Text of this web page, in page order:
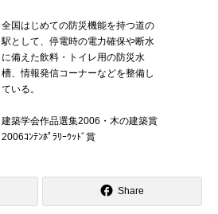
全国はじめての防災機能を持つ道の
駅として、停電時の電力確保や断水
に備えた飲料・トイレ用の防災水
槽、情報発信コーナーなどを整備し
ている。
建築学会作品選集2006・木の建築賞
2006ｺﾝﾃﾝﾎﾟﾗﾘｰｳｯﾄﾞ賞
Share